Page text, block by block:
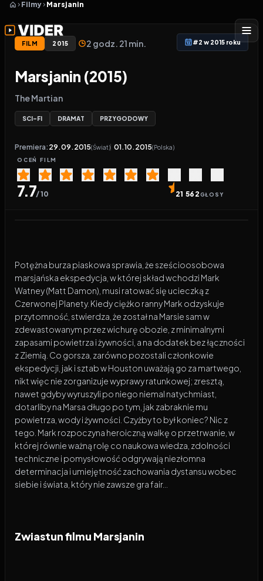
Filmy Marsjanin
FILM 2015 2 godz. 21 min. #2 w 2015 roku
Marsjanin (2015)
The Martian
SCI-FI DRAMAT PRZYGODOWY
Premiera: 29.09.2015(Świat) 01.10.2015(Polska)
OCEŃ FILM
7.7/ 10 21 562GŁOSY
Potężna burza piaskowa sprawia, że sześcioosobowa
marsjańska ekspedycja, w której skład wchodzi Mark
Watney (Matt Damon), musi ratować się ucieczką z
Czerwonej Planety. Kiedy ciężko ranny Mark odzyskuje
przytomność, stwierdza, że został na Marsie sam w
zdewastowanym przez wichurę obozie, z minimalnymi
zapasami powietrza i żywności, a na dodatek bez łączności
z Ziemią. Co gorsza, zarówno pozostali członkowie
ekspedycji, jak i sztab w Houston uważają go za martwego,
nikt więc nie zorganizuje wyprawy ratunkowej; zresztą,
nawet gdyby wyruszyli po niego niemal natychmiast,
dotarliby na Marsa długo po tym, jak zabraknie mu
powietrza, wody i żywności. Czyżby to był koniec? Nic z
tego. Mark rozpoczyna heroiczną walkę o przetrwanie, w
której równie ważną rolę co naukowa wiedza, zdolności
techniczne i pomysłowość odgrywają niezłomna
determinacja i umiejętność zachowania dystansu wobec
siebie i świata, który nie zawsze gra fair…
Zwiastun filmu Marsjanin